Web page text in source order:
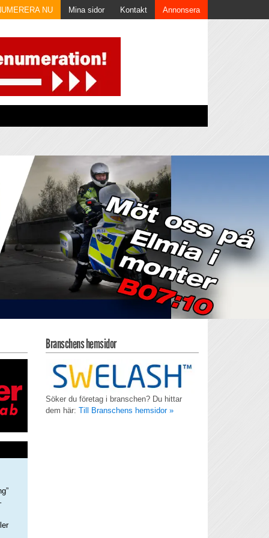
NU Mina sidor Kontakt Annonsera
Branschens hemsidor
Söker du företag i branschen? Du hittar
dem här: Till Branschens hemsidor »